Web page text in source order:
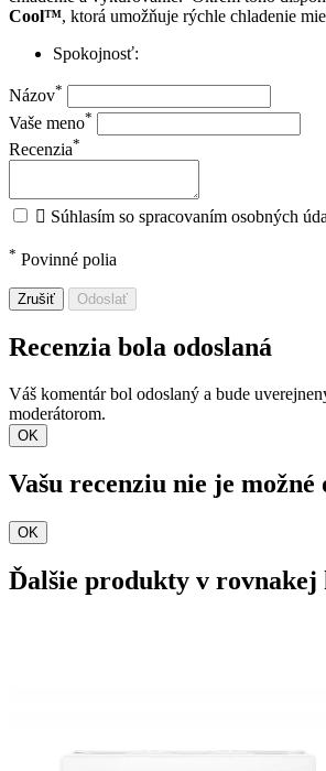
Cool™, ktorá umožňuje rýchle chladenie
Spokojnosť:
Názov*
Vaše meno*
Recenzia*
 Súhlasím so spracovaním osobných
* Povinné polia
Zrušiť Odoslať
Recenzia bola odoslaná
Váš komentár bol odoslaný a bude
moderátorom.
OK
Vašu recenziu nie je možné
OK
Ďalšie produkty v